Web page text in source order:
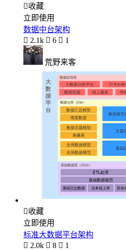
收藏
立即使用
数据中台架构
 2.1k  6  1
荒野来客
收藏
立即使用
标准大数据平台架构
 2.0k  8  1